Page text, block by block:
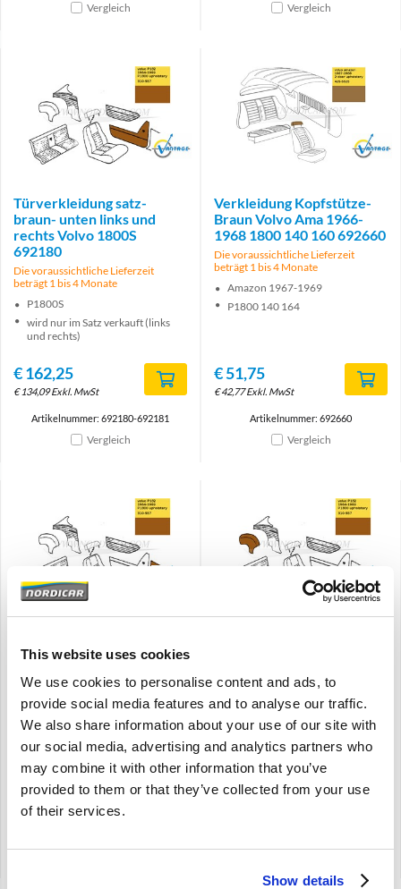
This website uses cookies
We use cookies to personalise content and ads, to
provide social media features and to analyse our traffic.
We also share information about your use of our site with
our social media, advertising and analytics partners who
may combine it with other information that you’ve
provided to them or that they’ve collected from your use
of their services.
Show details
Vergleich Vergleich
Brand
Türverkleidung satz-
braun- unten links und
rechts Volvo 1800S
692180
Die voraussichtliche Lieferzeit
beträgt 1 bis 4 Monate
P1800S
wird nur im Satz verkauft (links
und rechts)
€162,25
€134,09 Exkl. MwSt
Artikelnummer: 692180-692181
Vergleich
Brand
Verkleidung Kopfstütze-
Braun Volvo Ama 1966-
1968 1800 140 160 692660
Die voraussichtliche Lieferzeit
beträgt 1 bis 4 Monate
Amazon 1967-1969
P1800 140 164
€51,75
€42,77 Exkl. MwSt
Artikelnummer: 692660
Vergleich
links und rechts Volvo
Die voraussichtliche Lieferzeit
beträgt 1 bis 4 Monate
P1800S
wird nur im Satz verkauft (links
und rechts)
€169,95
140,45 Exkl. MwSt
Brand
Die voraussichtliche Lieferzeit
beträgt 1 bis 4 Monate
€59,00